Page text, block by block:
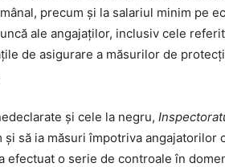
precum și la salariul minim pe
ale angajaților, inclusiv cele
de asigurare a măsurilor de
și cele la negru,
să ia măsuri împotriva angajatorilor
efectuat o serie de controale în